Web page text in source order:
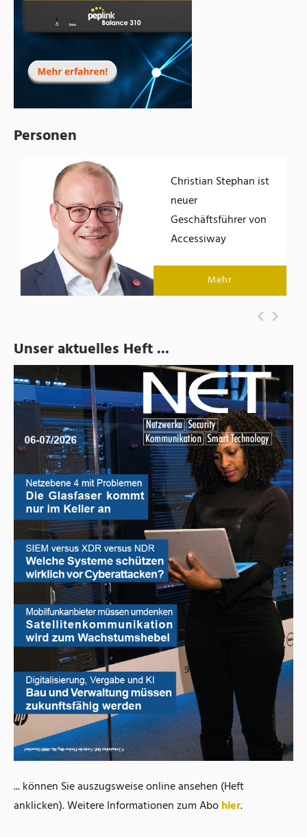
Personen
Christian Stephan ist
neuer
Geschäftsführer von
Accessiway
Mehr
Unser aktuelles Heft ...
... können Sie auszugsweise online ansehen (Heft
anklicken). Weitere Informationen zum Abohier.